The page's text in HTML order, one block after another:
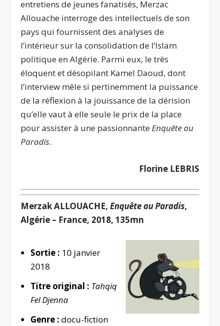
entretiens de jeunes fanatisés, Merzac
Allouache interroge des intellectuels de son
pays qui fournissent des analyses de
l’intérieur sur la consolidation de l’Islam
politique en Algérie. Parmi eux, le très
éloquent et désopilant Kamel Daoud, dont
l’interview mêle si pertinemment la puissance
de la réflexion à la jouissance de la dérision
qu’elle vaut à elle seule le prix de la place
pour assister à une passionnanteEnquête au
Paradis.
Florine LEBRIS
Merzak ALLOUACHE,Enquête au Paradis,
Algérie – France, 2018, 135mn
Sortie : 10 janvier
2018
Titre original : Tahqiq
Fel Djenna
Genre : docu-fiction